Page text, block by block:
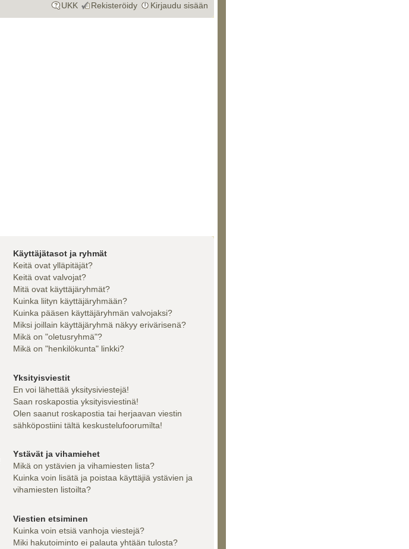
UKK Rekisteröidy Kirjaudu sisään
Käyttäjätasot ja ryhmät
Keitä ovat ylläpitäjät?
Keitä ovat valvojat?
Mitä ovat käyttäjäryhmät?
Kuinka liityn käyttäjäryhmään?
Kuinka pääsen käyttäjäryhmän valvojaksi?
Miksi joillain käyttäjäryhmä näkyy erivärisenä?
Mikä on "oletusryhmä"?
Mikä on "henkilökunta" linkki?
Yksityisviestit
En voi lähettää yksitysiviestejä!
Saan roskapostia yksityisviestinä!
Olen saanut roskapostia tai herjaavan viestin
sähköpostiini tältä keskustelufoorumilta!
Ystävät ja vihamiehet
Mikä on ystävien ja vihamiesten lista?
Kuinka voin lisätä ja poistaa käyttäjiä ystävien ja
vihamiesten listoilta?
Viestien etsiminen
Kuinka voin etsiä vanhoja viestejä?
Miki hakutoiminto ei palauta yhtään tulosta?